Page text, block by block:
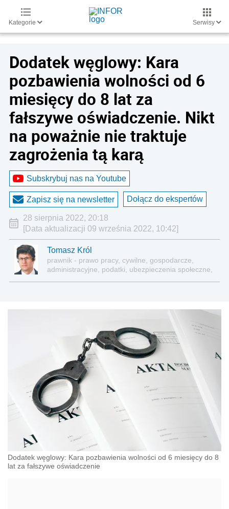
Kategorie Serwisy
Dodatek węglowy: Kara
pozbawienia wolności od 6
miesięcy do 8 lat za
fałszywe oświadczenie. Nikt
na poważnie nie traktuje
zagrożenia tą karą
Subskrybuj nas na Youtube
Zapisz się na newsletter Dołącz do ekspertów
28 sierpnia 2022, 20:18
[Data aktualizacji 09 września 2022, 10:42]
Tomasz Król
prawnik - prawo pracy, cywilne, gospodarcze,
administracyjne, podatki, ubezpieczenia społeczne,
Dodatek węglowy: Kara pozbawienia wolności od 6 miesięcy do 8
lat za fałszywe oświadczenie